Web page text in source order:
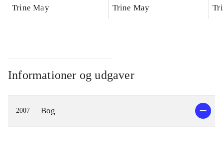
grundbog -- Arbejdsbog.
Trine May
grundbog -- Arbejdsbog.
Trine May
-
Informationer og udgaver
2007 Bog